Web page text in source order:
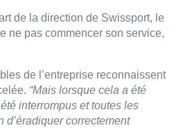
de la direction de Swissport, le
ne pas commencer son service,
de l’entreprise reconnaissent
“Mais lorsque cela a été
interrompus et toutes les
d’éradiquer correctement